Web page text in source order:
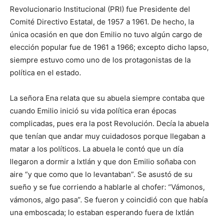
Revolucionario Institucional (PRI) fue Presidente del
Comité Directivo Estatal, de 1957 a 1961. De hecho, la
única ocasión en que don Emilio no tuvo algún cargo de
elección popular fue de 1961 a 1966; excepto dicho lapso,
siempre estuvo como uno de los protagonistas de la
política en el estado.
La señora Ena relata que su abuela siempre contaba que
cuando Emilio inició su vida política eran épocas
complicadas, pues era la post Revolución. Decía la abuela
que tenían que andar muy cuidadosos porque llegaban a
matar a los políticos. La abuela le contó que un día
llegaron a dormir a Ixtlán y que don Emilio soñaba con
aire “y que como que lo levantaban”. Se asustó de su
sueño y se fue corriendo a hablarle al chofer: “Vámonos,
vámonos, algo pasa”. Se fueron y coincidió con que había
una emboscada; lo estaban esperando fuera de Ixtlán